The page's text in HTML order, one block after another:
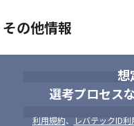
の他情報
想
選考プロセス
利用規約、 レバテックID